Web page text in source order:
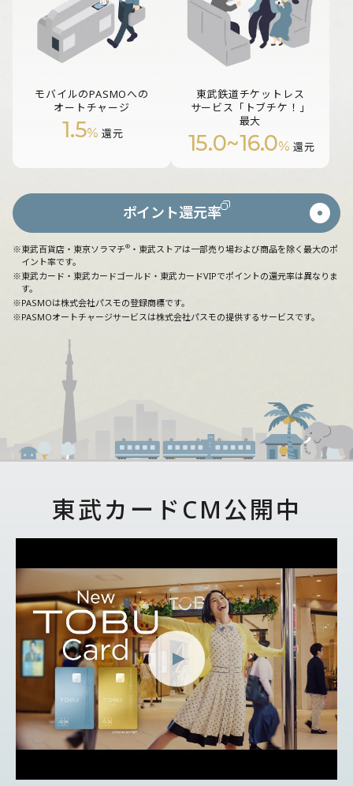
モバイルのPASMOへの
オートチャージ
1.5% 還元
東武鉄道チケットレス
サービス「トブチケ！」
最大
15.0~16.0% 還元
ポイント還元率
※東武百貨店・東京ソラマチ® ・東武ストアは一部売り場および商品を除く最大のポ
イント率です。
※東武カード・東武カードゴールド・東武カードVIPでポイントの還元率は異なりま
す。
※PASMOは株式会社パスモの登録商標です。
※PASMOオートチャージサービスは株式会社パスモの提供するサービスです。
東武カードCM公開中